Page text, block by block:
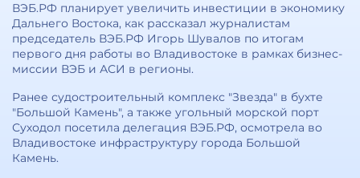
ВЭБ.РФ планирует увеличить инвестиции в экономику
Дальнего Востока, как рассказал журналистам
председатель ВЭБ.РФ Игорь Шувалов по итогам
первого дня работы во Владивостоке в рамках бизнес-
миссии ВЭБ и АСИ в регионы.
Ранее судостроительный комплекс "Звезда" в бухте
"Большой Камень", а также угольный морской порт
Суходол посетила делегация ВЭБ.РФ, осмотрела во
Владивостоке инфраструктуру города Большой
Камень.